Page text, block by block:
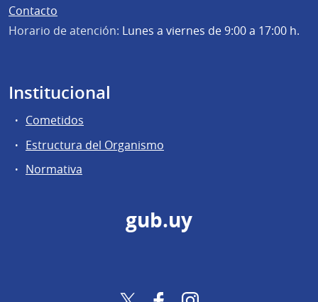
Contacto
Horario de atención: Lunes a viernes de 9:00 a 17:00 h.
Institucional
Cometidos
Estructura del Organismo
Normativa
gub.uy